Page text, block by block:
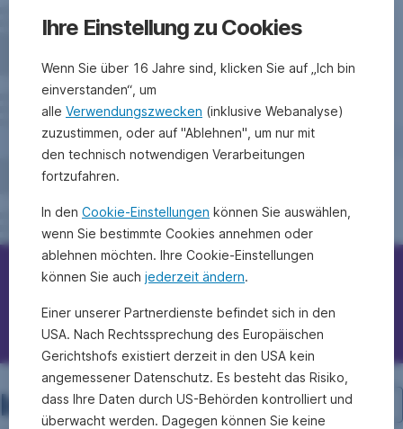
Erste Bank/Sparkassen kontaktieren
Fragen, Ideen, Anregungen?
Investment-Struktur
Ihre Einstellung zu Cookies
Wenn Sie über 16 Jahre sind, klicken Sie auf „Ich bin
einverstanden“, um
alle Verwendungszwecken (inklusive Webanalyse)
zuzustimmen, oder auf "Ablehnen", um nur mit
den technisch notwendigen Verarbeitungen
fortzufahren.
In den Cookie-Einstellungen können Sie auswählen,
wenn Sie bestimmte Cookies annehmen oder
ablehnen möchten. Ihre Cookie-Einstellungen
können Sie auch jederzeit ändern.
Einer unserer Partnerdienste befindet sich in den
USA. Nach Rechtssprechung des Europäischen
Gerichtshofs existiert derzeit in den USA kein
angemessener Datenschutz. Es besteht das Risiko,
dass Ihre Daten durch US-Behörden kontrolliert und
überwacht werden. Dagegen können Sie keine